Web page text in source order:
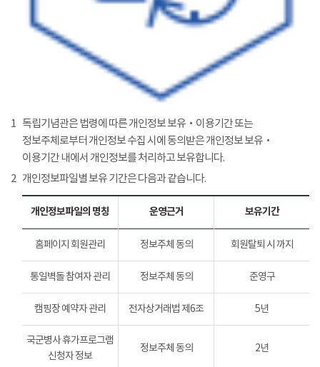
1 독립기념관은 법령에 따른 개인정보 보유‧이용기간 또는
정보주체로부터 개인정보 수집 시에 동의받은 개인정보 보유‧
이용기간 내에서 개인정보를 처리하고 보유합니다.
2 개인정보파일별 보유 기간은 다음과 같습니다.
개인정보파일의 명칭 운영근거 보유기간
홈페이지 회원관리 정보주체 동의 회원탈퇴 시 까지
통일벽돌 참여자 관리 정보주체 동의 준영구
캠핑장 예약자 관리 전자상거래법 제6조 5년
국군병사 휴가프로그램
신청자 정보
정보주체 동의 2년